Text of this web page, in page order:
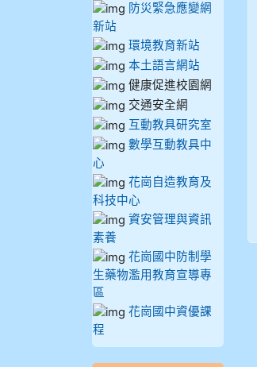
防災緊急應變網
新站
環境教育新站
本土語言網站
健康促進校園網
交通安全網
互動教具研究室
數學互動教具中
心
花崗自造教育及
科技中心
資安管理與資訊
素養
花崗國中防制學
生藥物濫用教育宣導專
區
花崗國中資優課
程